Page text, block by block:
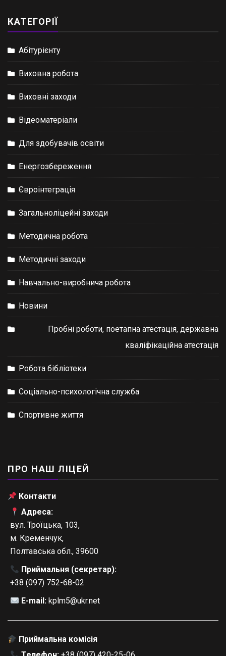
КАТЕГОРІЇ
Абітурієнту
Виховна робота
Виховні заходи
Відеоматеріали
Для здобувачів освіти
Енергозбереження
Євроінтеграція
Загальноліцейні заходи
Методична робота
Методичні заходи
Навчально-виробнича робота
Новини
Пробні роботи, поетапна атестація, державна
кваліфікаційна атестація
Робота бібліотеки
Соціально-психологічна служба
Спортивне життя
ПРО НАШ ЛІЦЕЙ
Контакти
Адреса:
вул. Троїцька, 103,
м. Кременчук,
Полтавська обл., 39600
Приймальня (секретар):
+38 (097) 752-68-02
E-mail: kplm5@ukr.net
Приймальна комісія